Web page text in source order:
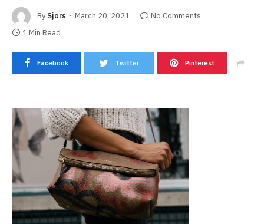
By Sjors March 20, 2021
No Comments
1 Min Read
Facebook Twitter Pinterest